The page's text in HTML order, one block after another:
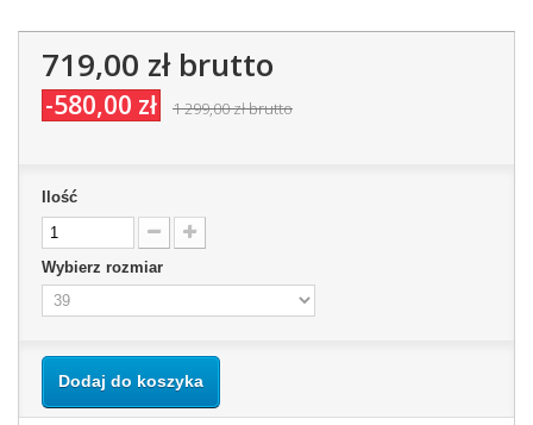
719,00 złbrutto
-580,00 zł 1 299,00 złbrutto
Ilość
Wybierz rozmiar
Dodaj do koszyka